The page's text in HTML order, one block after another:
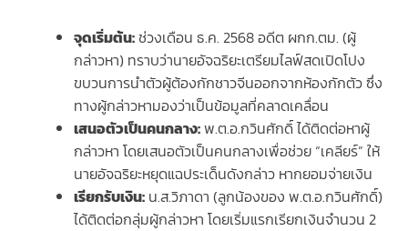
จุดเริ่มต้น:ช่วงเดือน ธ.ค. 2568 อดีต ผกก.ตม. (ผู้
กล่าวหา) ทราบว่านายอัจฉริยะเตรียมไลฟ์สดเปิดโปง
ขบวนการนำตัวผู้ต้องกักชาวจีนออกจากห้องกักตัว ซึ่ง
ทางผู้กล่าวหามองว่าเป็นข้อมูลที่คลาดเคลื่อน
เสนอตัวเป็นคนกลาง:พ.ต.อ.กวินศักดิ์ ได้ติดต่อหาผู้
กล่าวหา โดยเสนอตัวเป็นคนกลางเพื่อช่วย “เคลียร์” ให้
นายอัจฉริยะหยุดแฉประเด็นดังกล่าว หากยอมจ่ายเงิน
เรียกรับเงิน: น.ส.วิภาดา (ลูกน้องของ พ.ต.อ.กวินศักดิ์)
ได้ติดต่อกลุ่มผู้กล่าวหา โดยเริ่มแรกเรียกเงินจำนวน 2